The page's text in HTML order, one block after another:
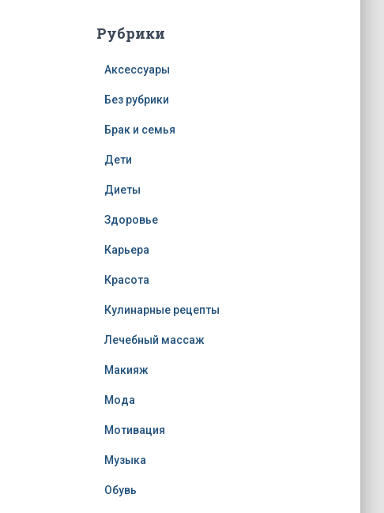
Рубрики
Аксессуары
Без рубрики
Брак и семья
Дети
Диеты
Здоровье
Карьера
Красота
Кулинарные рецепты
Лечебный массаж
Макияж
Мода
Мотивация
Музыка
Обувь